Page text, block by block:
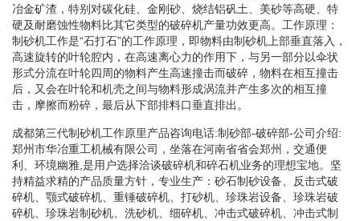
冶金矿渣，特别对碳化硅、金刚砂、烧结铝矾土、美砂等高硬、特
硬及耐磨蚀性物料比其它类型的破碎机产量功效更高。工作原理：
制砂机工作是“石打石”的工作原理，即物料由制砂机上部垂直落入，
高速旋转的叶轮腔内，在高速离心力的作用下，与另一部分以伞状
形式分流在叶轮四周的物料产生高速撞击而破碎，物料在相互撞击
后，又会在叶轮和机壳之间与物料形成涡流并产生多次的相互撞
击，摩擦而粉碎，最后从下部排料口垂直排出。
成都第三代制砂机工作原里产品咨询电话:制砂部-破碎部-公司介绍:
郑州市华冶重工机械有限公司，坐落在河南省省会郑州，交通便
利、环境幽雅,是用户选择洽谈破碎机和碎石机业务的理想宝地。坚
持精益求精的产品质量方针，专业生产：砂石制砂设备、反击式破
碎机、颚式破碎机、重锤破碎机、打砂机、珍珠岩设备、珍珠岩破
碎机、珍珠岩制砂机、洗砂机、细碎机、冲击式破碎机、冲击式制